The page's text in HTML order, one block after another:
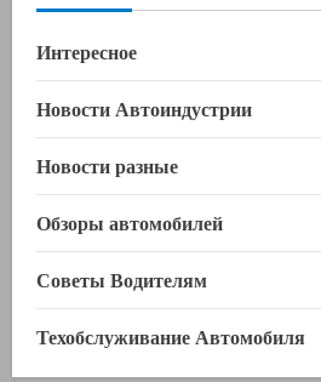
Интересное
Новости Автоиндустрии
Новости разные
Обзоры автомобилей
Советы Водителям
Техобслуживание Автомобиля